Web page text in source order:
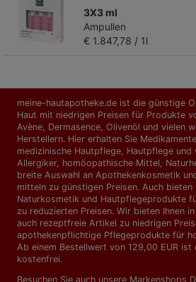
3X3 ml
Ampullen
€ 1.847,78 / 1l
meine-hautapotheke.de ist die günstige
Haut mit niedrigen Preisen für Produkte
Avène, Dermasence, Olivenöl und vielen
Herstellern. Hier erhalten Sie
medizinische Hautpflege, Hautpflege
Allergiker, homöopathische Mittel,
breite Auswahl an Apothekenkosmetik
mitteln zu günstigen Preisen. Auch
Naturkosmetik und Hautpflegeprodukte
zu reduzierten Preisen. Wir bieten Ihnen
auch rezeptfreie Artikel zu niedrigen
apothekenpflichtige Pflegeprodukte für
Ab einem Bestellwert von 129,00 EUR ist
kostenfrei.
Besuchen Sie auch unsere Markenshops